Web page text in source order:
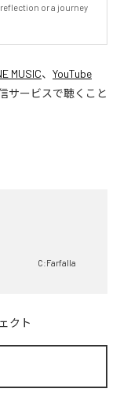
or a journey
MUSIC、 YouTube
サービスで聴くこと
C:Farfalla
クト